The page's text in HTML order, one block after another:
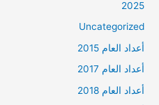
2025
Uncategorized
أعداد العام 2015
أعداد العام 2017
أعداد العام 2018